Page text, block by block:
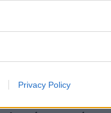
Privacy Policy
οδήγηση και απείθεια